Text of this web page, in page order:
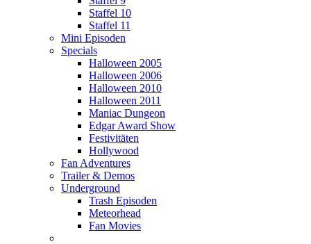
Staffel 10
Staffel 11
Mini Episoden
Specials
Halloween 2005
Halloween 2006
Halloween 2010
Halloween 2011
Maniac Dungeon
Edgar Award Show
Festivitäten
Hollywood
Fan Adventures
Trailer & Demos
Underground
Trash Episoden
Meteorhead
Fan Movies